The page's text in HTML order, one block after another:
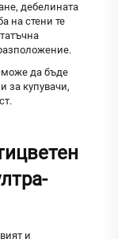
дебелината
на стени те
може да бъде
за купувачи,
и